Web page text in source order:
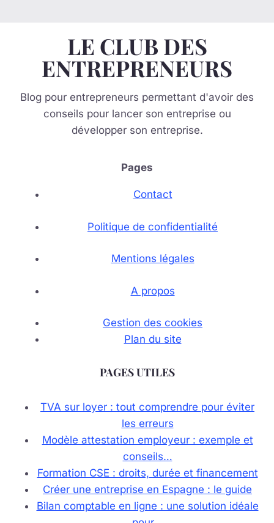
LE CLUB DES
ENTREPRENEURS
Blog pour entrepreneurs permettant d'avoir des
conseils pour lancer son entreprise ou
développer son entreprise.
Pages
Contact
Politique de confidentialité
Mentions légales
A propos
Gestion des cookies
Plan du site
PAGES UTILES
TVA sur loyer : tout comprendre pour éviter
les erreurs
Modèle attestation employeur : exemple et
conseils…
Formation CSE : droits, durée et financement
Créer une entreprise en Espagne : le guide
Bilan comptable en ligne : une solution idéale